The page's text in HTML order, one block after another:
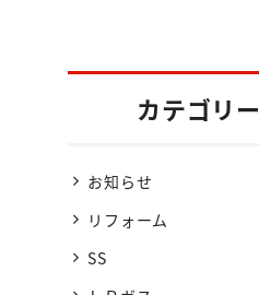
カテゴリー
お知らせ
リフォーム
SS